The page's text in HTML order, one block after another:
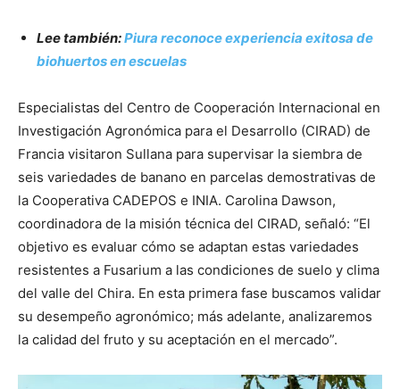
Lee también:Piura reconoce experiencia exitosa de
biohuertos en escuelas
Especialistas del Centro de Cooperación Internacional en
Investigación Agronómica para el Desarrollo (CIRAD) de
Francia visitaron Sullana para supervisar la siembra de
seis variedades de banano en parcelas demostrativas de
la Cooperativa CADEPOS e INIA. Carolina Dawson,
coordinadora de la misión técnica del CIRAD, señaló: “El
objetivo es evaluar cómo se adaptan estas variedades
resistentes a Fusarium a las condiciones de suelo y clima
del valle del Chira. En esta primera fase buscamos validar
su desempeño agronómico; más adelante, analizaremos
la calidad del fruto y su aceptación en el mercado”.